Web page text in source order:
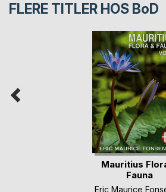
FLERE TITLER HOS BoD
Mauritius
Fauna
Eric Maurice